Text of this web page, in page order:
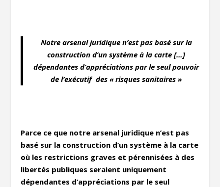
Notre arsenal juridique n’est pas basé sur la
construction d’un système à la carte […]
dépendantes d’appréciations par le seul pouvoir
de l’exécutif des « risques sanitaires »
Parce ce que notre arsenal juridique n’est pas
basé sur la construction d’un système à la carte
où les restrictions graves et pérennisées à des
libertés publiques seraient uniquement
dépendantes d’appréciations par le seul